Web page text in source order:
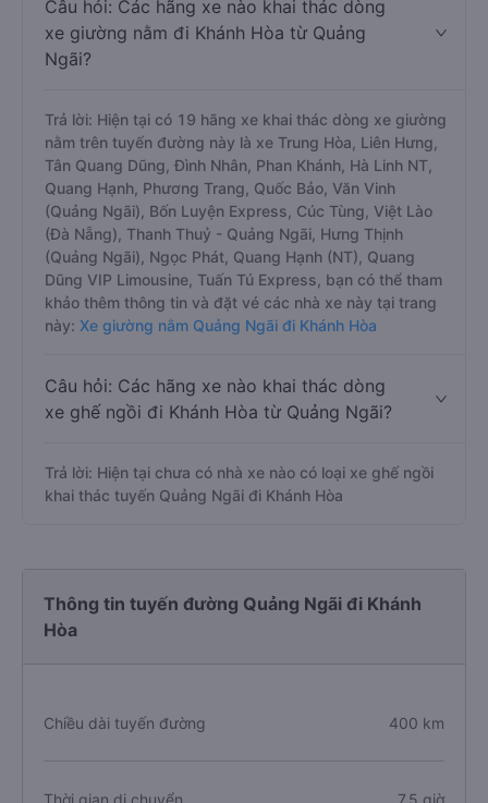
Câu hỏi: Các hãng xe nào khai thác dòng
xe giường nằm đi Khánh Hòa từ Quảng
Ngãi?
Trả lời: Hiện tại có 19 hãng xe khai thác dòng xe giường
nằm trên tuyến đường này là xe Trung Hòa, Liên Hưng,
Tân Quang Dũng, Đình Nhân, Phan Khánh, Hà Linh NT,
Quang Hạnh, Phương Trang, Quốc Bảo, Văn Vinh
(Quảng Ngãi), Bốn Luyện Express, Cúc Tùng, Việt Lào
(Đà Nẵng), Thanh Thuỷ - Quảng Ngãi, Hưng Thịnh
(Quảng Ngãi), Ngọc Phát, Quang Hạnh (NT), Quang
Dũng VIP Limousine, Tuấn Tú Express, bạn có thể tham
khảo thêm thông tin và đặt vé các nhà xe này tại trang
này: Xe giường nằm Quảng Ngãi đi Khánh Hòa
Câu hỏi: Các hãng xe nào khai thác dòng
xe ghế ngồi đi Khánh Hòa từ Quảng Ngãi?
Trả lời: Hiện tại chưa có nhà xe nào có loại xe ghế ngồi
khai thác tuyến Quảng Ngãi đi Khánh Hòa
Thông tin tuyến đường Quảng Ngãi đi Khánh
Hòa
Chiều dài tuyến đường 400 km
Thời gian di chuyển 7.5 giờ